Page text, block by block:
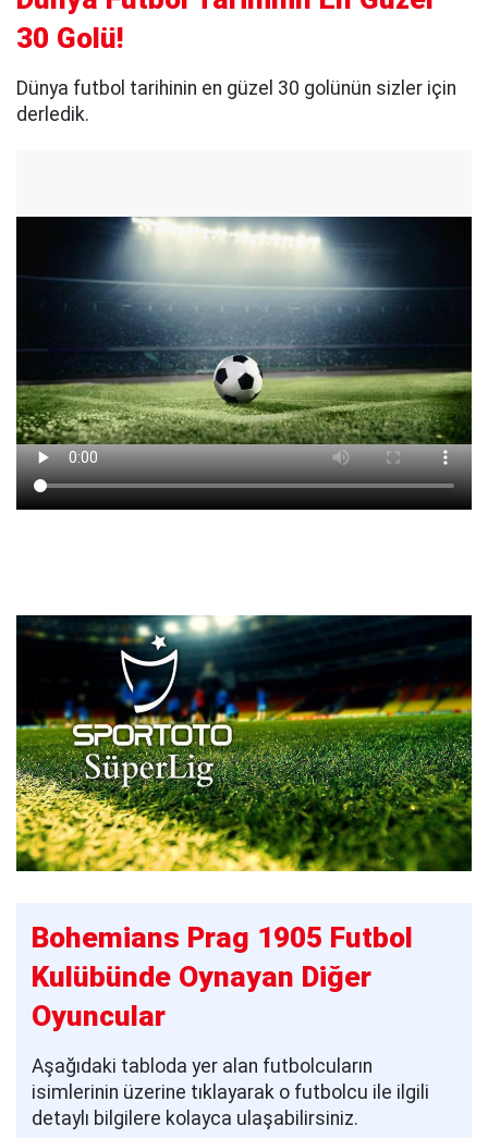
30 Golü!
Dünya futbol tarihinin en güzel 30 golünün sizler için
derledik.
Bohemians Prag 1905 Futbol
Kulübünde Oynayan Diğer
Oyuncular
Aşağıdaki tabloda yer alan futbolcuların
isimlerinin üzerine tıklayarak o futbolcu ile ilgili
detaylı bilgilere kolayca ulaşabilirsiniz.